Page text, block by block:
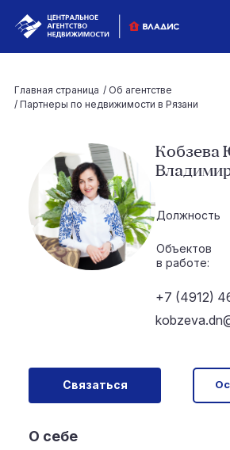
Главная страница / Об агентстве
/ Партнеры по недвижимости в Рязани
Кобзева
Должность
Объектов
в работе:
+7 (4912)
Связаться
О себе